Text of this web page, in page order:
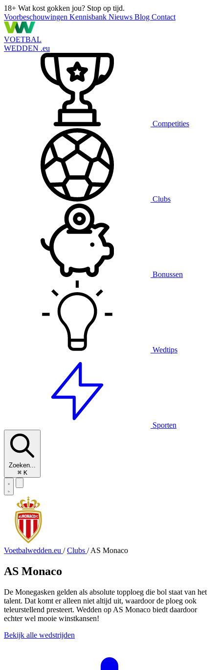
18+ Wat kost gokken jou? Stop op tijd.
Voorbeschouwingen Kennisbank Nieuws Blog Contact
VOETBAL
WEDDEN .eu
Competities
Clubs
Bonussen
Wedtips
Sporten
Zoeken...
⌘ K
Voetbalwedden.eu / Clubs / AS Monaco
AS Monaco
De Monegasken gelden als absolute topploeg die bol staat van het
talent. Dat komt er alleen niet altijd uit, waardoor de ploeg ook
teleurstellend presteert. Wedden op AS Monaco biedt daardoor
echter wel mooie winstkansen!
Bekijk alle wedstrijden